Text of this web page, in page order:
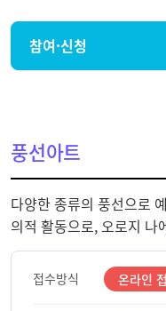
참여·신청
풍선아트
다양한 종류의 풍선으로
의적 활동으로, 오로지 나
접수방식 온라인